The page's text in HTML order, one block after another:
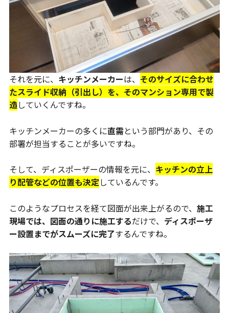
それを元に、 キッチンメーカーは、 そのサイズに合わせ
たスライド収納（引出し）を、そのマンション専用で製
造していくんですね。
キッチンメーカーの多くに直需という部門があり、その
部署が担当することが多いですね。
そして、ディスポーザーの情報を元に、 キッチンの立上
り配管などの位置も決定しているんです。
このようなプロセスを経て図面が出来上がるので、 施工
現場では、図面の通りに施工するだけで、 ディスポーザ
ー設置までがスムーズに完了するんですね。